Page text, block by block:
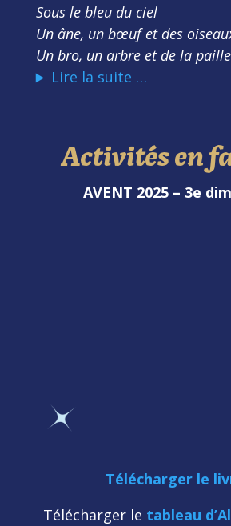
Sous le bleu du ciel
Un âne, un bœuf et des
Un bro, un arbre et de la paille
Lire la suite …
Activités en
AVENT 2025 – 3e
Télécharger le
Télécharger le tableau